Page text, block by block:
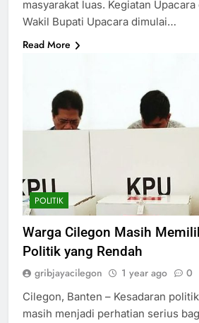
masyarakat luas. Kegiatan
Wakil Bupati Upacara dimulai…
Read More
POLITIK
Warga Cilegon Masih
Politik yang Rendah
gribjayacilegon 1 year ago 0
Cilegon, Banten – Kesadaran
masih menjadi perhatian serius